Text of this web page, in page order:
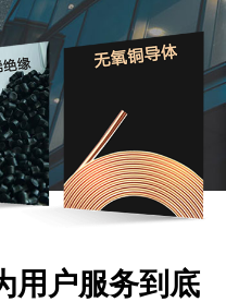
用户服务到底